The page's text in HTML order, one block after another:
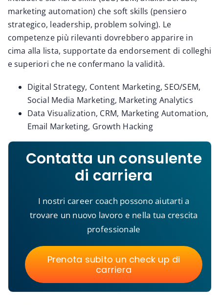
marketing automation) che soft skills (pensiero
strategico, leadership, problem solving). Le
competenze più rilevanti dovrebbero apparire in
cima alla lista, supportate da endorsement di colleghi
e superiori che ne confermano la validità.
Digital Strategy, Content Marketing, SEO/SEM,
Social Media Marketing, Marketing Analytics
Data Visualization, CRM, Marketing Automation,
Email Marketing, Growth Hacking
Contatta un consulente
di carriera
I nostri career coach possono aiutarti a
trovare un nuovo lavoro e nella tua crescita
professionale
Prenota subito un check up di
carriera